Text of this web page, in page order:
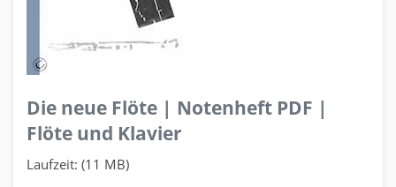
Die neue Flöte | Notenheft PDF |
Flöte und Klavier
Laufzeit: (11 MB)